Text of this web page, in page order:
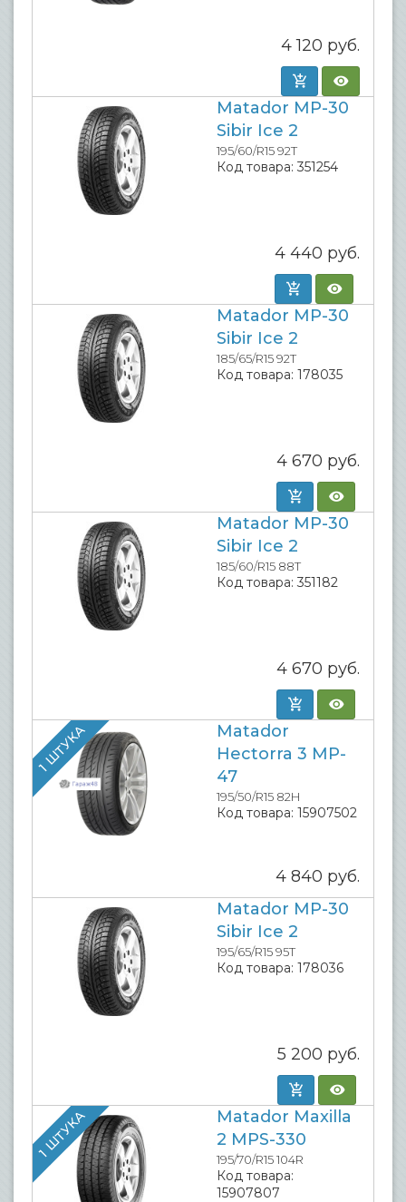
4 120 руб.
Matador MP-30
Sibir Ice 2
195/60/R15 92T
Код товара: 351254
4 440 руб.
Matador MP-30
Sibir Ice 2
185/65/R15 92T
Код товара: 178035
4 670 руб.
Matador MP-30
Sibir Ice 2
185/60/R15 88T
Код товара: 351182
4 670 руб.
1 ШТУКА
Matador
Hectorra 3 MP-
47
195/50/R15 82H
Код товара: 15907502
4 840 руб.
Matador MP-30
Sibir Ice 2
195/65/R15 95T
Код товара: 178036
5 200 руб.
1 ШТУКА
Matador Maxilla
2 MPS-330
195/70/R15 104R
Код товара:
15907807